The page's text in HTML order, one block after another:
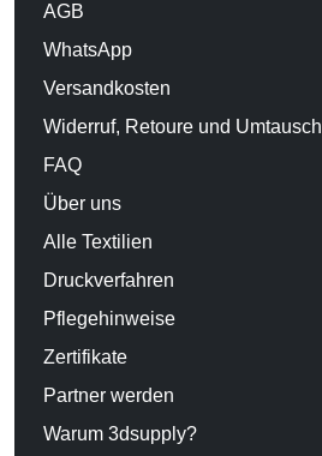
AGB
WhatsApp
Versandkosten
Widerruf, Retoure und Umtausch
FAQ
Über uns
Alle Textilien
Druckverfahren
Pflegehinweise
Zertifikate
Partner werden
Warum 3dsupply?